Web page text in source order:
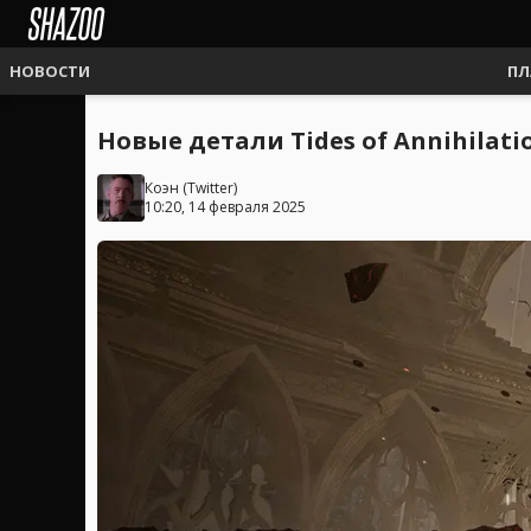
НОВОСТИ
Новые детали Tides of
Коэн (Twitter)
10:20, 14 февраля 2025